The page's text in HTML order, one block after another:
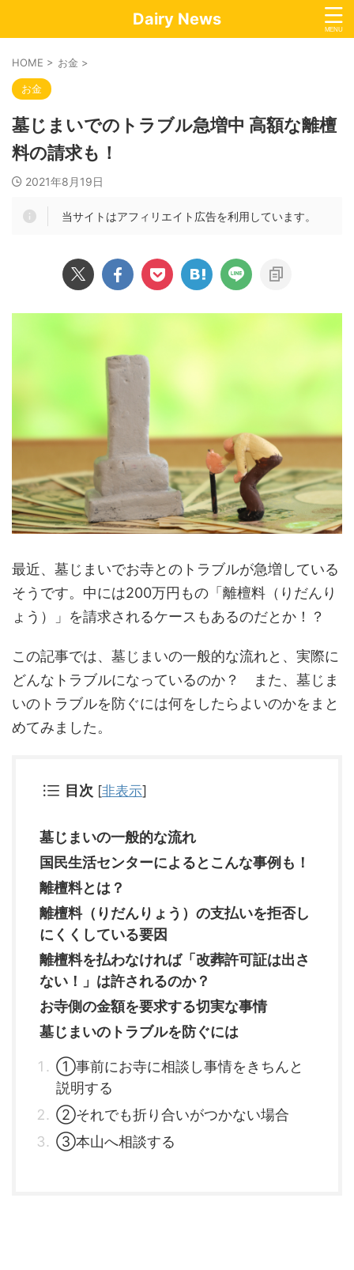
Dairy News
HOME > お金 >
お金
墓じまいでのトラブル急増中 高額な離檀
料の請求も！
2021年8月19日
当サイトはアフィリエイト広告を利用しています。
最近、墓じまいでお寺とのトラブルが急増している
そうです。中には200万円もの「離檀料（りだんり
ょう）」を請求されるケースもあるのだとか！？
この記事では、墓じまいの一般的な流れと、実際に
どんなトラブルになっているのか？ また、墓じま
いのトラブルを防ぐには何をしたらよいのかをまと
めてみました。
目次 [非表示]
墓じまいの一般的な流れ
国民生活センターによるとこんな事例も！
離檀料とは？
離檀料（りだんりょう）の支払いを拒否し
にくくしている要因
離檀料を払わなければ「改葬許可証は出さ
ない！」は許されるのか？
お寺側の金額を要求する切実な事情
墓じまいのトラブルを防ぐには
①事前にお寺に相談し事情をきちんと
説明する
②それでも折り合いがつかない場合
③本山へ相談する